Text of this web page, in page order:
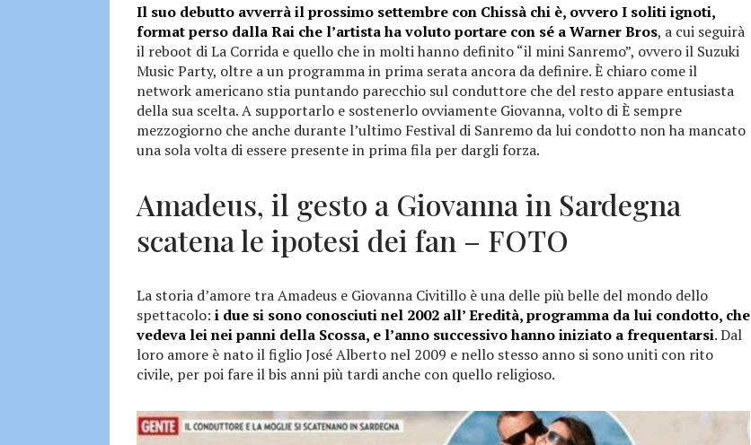
Il suo debutto avverrà il prossimo settembre con Chissà chi è, ovvero I soliti ignoti,
format perso dalla Rai che l’artista ha voluto portare con sé a Warner Bros, a cui seguirà
il reboot di La Corrida e quello che in molti hanno definito “il mini Sanremo”, ovvero il Suzuki
Music Party, oltre a un programma in prima serata ancora da definire. È chiaro come il
network americano stia puntando parecchio sul conduttore che del resto appare entusiasta
della sua scelta. A supportarlo e sostenerlo ovviamente Giovanna, volto di È sempre
mezzogiorno che anche durante l’ultimo Festival di Sanremo da lui condotto non ha mancato
una sola volta di essere presente in prima fila per dargli forza.
Amadeus, il gesto a Giovanna in Sardegna
scatena le ipotesi dei fan – FOTO
La storia d’amore tra Amadeus e Giovanna Civitillo è una delle più belle del mondo dello
spettacolo: i due si sono conosciuti nel 2002 all’ Eredità, programma da lui condotto, che
vedeva lei nei panni della Scossa, e l’anno successivo hanno iniziato a frequentarsi. Dal
loro amore è nato il figlio José Alberto nel 2009 e nello stesso anno si sono uniti con rito
civile, per poi fare il bis anni più tardi anche con quello religioso.